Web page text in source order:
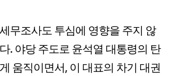
무조사도 투심에 영향을 주지 않
. 야당 주도로 윤석열 대통령의 탄
움직이면서, 이 대표의 차기 대권